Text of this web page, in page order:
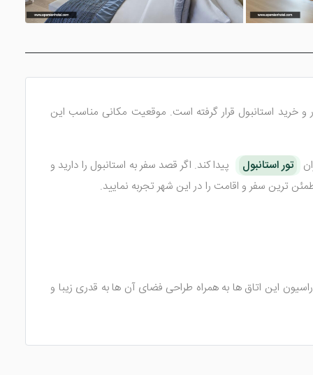
خرید استانبول قرار گرفته است. موقعیت مکانی مناسب این
تور استانبول
پیدا کند. اگر قصد سفر به استانبول را دارید و
ترین سفر و اقامت را در این شهر تجربه نمایید.
دیزاین و دکوراسیون این اتاق ها به همراه طراحی فضای آن ها به قدری زیبا و
از دوستان و عزیزان خود سفر کرده اید، پیشنهاد می کنم اتاق